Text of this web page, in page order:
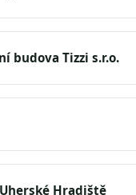
budova Tizzi s.r.o.
Hradiště